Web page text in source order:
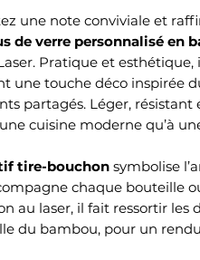
une note conviviale et
de verre personnalisé en
Pratique et
une touche déco inspirée
partagés. Léger, résistant
cuisine moderne qu’à
tire-bouchon symbolise
chaque bouteille
au laser, il fait ressortir les
du bambou, pour un